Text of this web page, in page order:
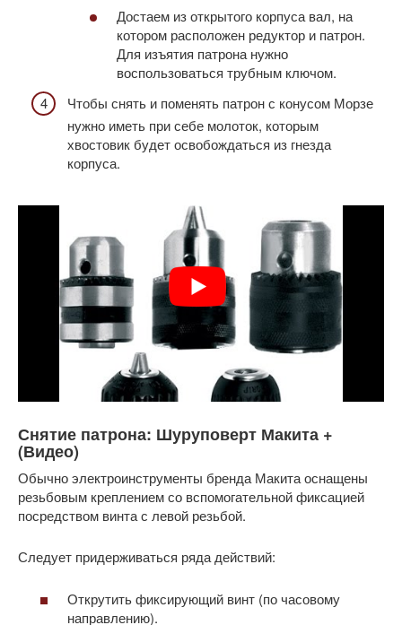
Достаем из открытого корпуса вал, на
котором расположен редуктор и патрон.
Для изъятия патрона нужно
воспользоваться трубным ключом.
Чтобы снять и поменять патрон с конусом Морзе
нужно иметь при себе молоток, которым
хвостовик будет освобождаться из гнезда
корпуса.
Снятие патрона: Шуруповерт Макита +
(Видео)
Обычно электроинструменты бренда Макита оснащены
резьбовым креплением со вспомогательной фиксацией
посредством винта с левой резьбой.
Следует придерживаться ряда действий:
Открутить фиксирующий винт (по часовому
направлению).